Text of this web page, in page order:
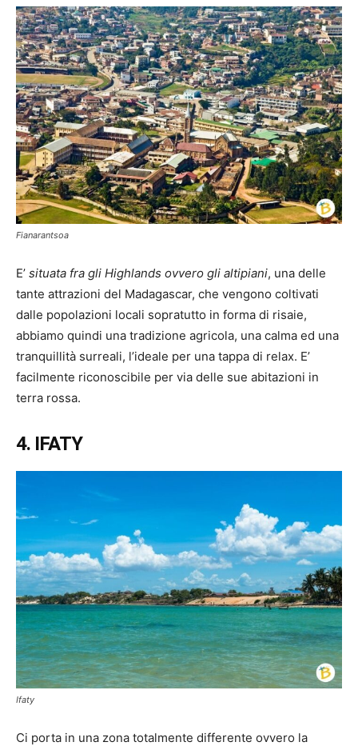
Fianarantsoa
E’ situata fra gli Highlands ovvero gli altipiani, una delle
tante attrazioni del Madagascar, che vengono coltivati
dalle popolazioni locali sopratutto in forma di risaie,
abbiamo quindi una tradizione agricola, una calma ed una
tranquillità surreali, l’ideale per una tappa di relax. E’
facilmente riconoscibile per via delle sue abitazioni in
terra rossa.
4. IFATY
Ifaty
Ci porta in una zona totalmente differente ovvero la